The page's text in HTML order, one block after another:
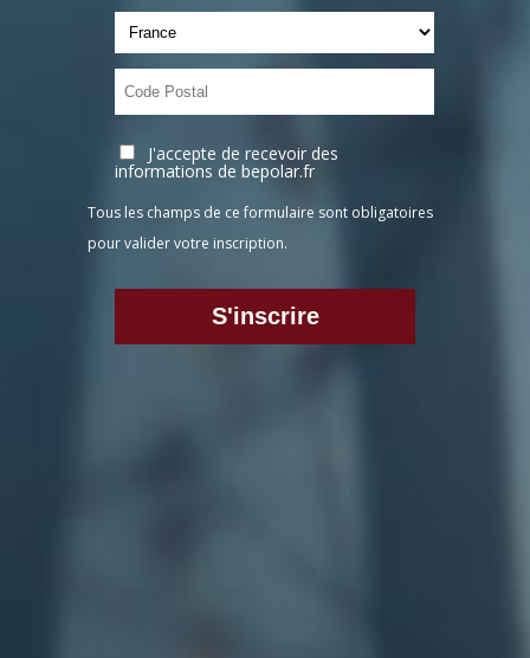
J'accepte de recevoir des
informations de bepolar.fr
Tous les champs de ce formulaire sont obligatoires
pour valider votre inscription.